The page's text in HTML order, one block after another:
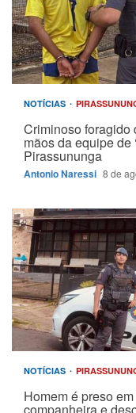
NOTÍCIAS
Criminoso foragido
mãos da equipe de
Pirassununga
Antonio Naressi 8 de
NOTÍCIAS
Homem é preso
companheira e